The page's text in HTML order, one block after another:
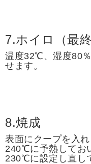
7.ホイロ（最終
温度32℃、湿度80
せます。
8.焼成
表面にクープを入れ
240℃に予熱してお
230℃に設定し直し